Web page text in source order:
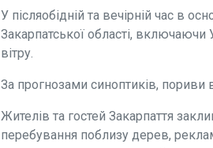
У післяобідній та вечірній час в
Закарпатської області, включаючи
вітру.
За прогнозами синоптиків, пориви
Жителів та гостей Закарпаття
перебування поблизу дерев,